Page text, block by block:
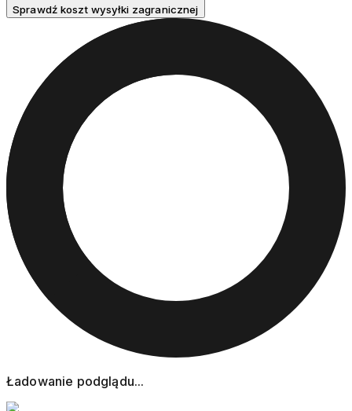
Sprawdź koszt wysyłki zagranicznej
Ładowanie podglądu...